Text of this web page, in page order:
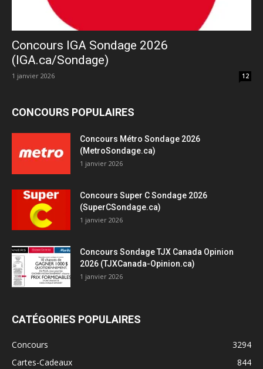
Concours IGA Sondage 2026
(IGA.ca/Sondage)
1 janvier 2026 12
CONCOURS POPULAIRES
Concours Métro Sondage 2026
(MetroSondage.ca)
1 janvier 2026
Concours Super C Sondage 2026
(SuperCSondage.ca)
1 janvier 2026
Concours Sondage TJX Canada Opinion
2026 (TJXCanada-Opinion.ca)
1 janvier 2026
CATÉGORIES POPULAIRES
Concours
3294
Cartes-Cadeaux
844